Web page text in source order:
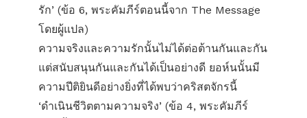
รัก’ (ข้อ 6, พระคัมภีร์ตอนนี้จาก The Message
โดยผู้แปล)
ความจริงและความรักนั้นไม่ได้ต่อต้านกันและกัน
แต่สนับสนุนกันและกันได้เป็นอย่างดี ยอห์นนั้นมี
ความปีติยินดีอย่างยิ่งที่ได้พบว่าคริสตจักรนี้
‘ดำเนินชีวิตตามความจริง’ (ข้อ 4, พระคัมภีร์